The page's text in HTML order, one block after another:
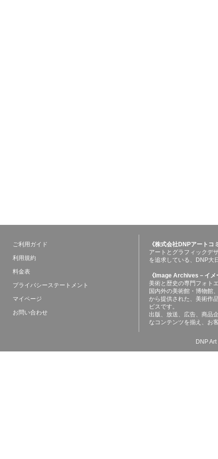
ご利用ガイド
利用規約
料金表
プライバシーステートメント
マイページ
お問い合わせ
《株式会社DNPアート
アートとグラフィックデ
を追求している、DNP大
《Image Archives－イ
美術と歴史の専門フォト
国内外の美術館・博物館
から提供された、美術作
ビスです。
出版、放送、広告、商品
なコンテンツを揃え、お
DNP